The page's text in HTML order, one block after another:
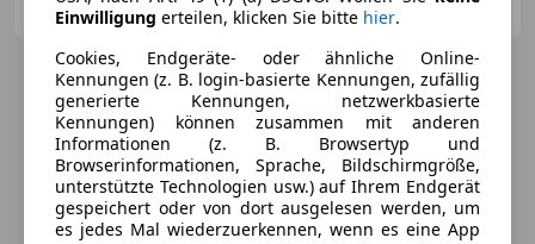
AT-6330 Kufstein
Einwilligung erteilen, klicken Sie bitte hier.
Cookies, Endgeräte- oder ähnliche Online-
Kennungen (z. B. login-basierte Kennungen, zufällig
generierte Kennungen, netzwerkbasierte
Kennungen) können zusammen mit anderen
Informationen (z. B. Browsertyp und
Browserinformationen, Sprache, Bildschirmgröße,
unterstützte Technologien usw.) auf Ihrem Endgerät
gespeichert oder von dort ausgelesen werden, um
es jedes Mal wiederzuerkennen, wenn es eine App